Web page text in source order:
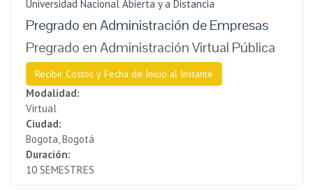
Universidad Nacional Abierta y a Distancia
Pregrado en Administración de Empresas
Pregrado en Administración Virtual Pública
Recibir Costos y Fecha de Inicio al Instante
Modalidad:
Virtual
Ciudad:
Bogota, Bogotá
Duración:
10 SEMESTRES